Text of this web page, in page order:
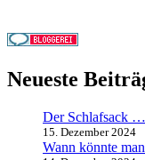
Neueste
Der Schlafsack …
15. Dezember 2024
Wann könnte